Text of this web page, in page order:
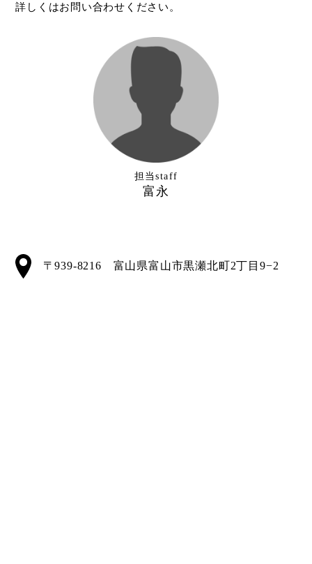
詳しくはお問い合わせください。
担当staff
富永
〒939-8216 富山県富山市黒瀬北町2丁目9−2